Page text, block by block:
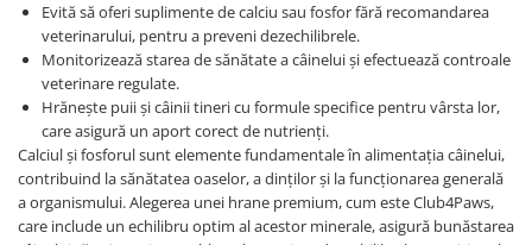
Evită să oferi suplimente de calciu sau fosfor fără recomandarea
veterinarului, pentru a preveni dezechilibrele.
Monitorizează starea de sănătate a câinelui și efectuează controale
veterinare regulate.
Hrănește puii și câinii tineri cu formule specifice pentru vârsta lor,
care asigură un aport corect de nutrienți.
Calciul și fosforul sunt elemente fundamentale în alimentația câinelui,
contribuind la sănătatea oaselor, a dinților și la funcționarea generală
a organismului. Alegerea unei hrane premium, cum este Club4Paws,
care include un echilibru optim al acestor minerale, asigură bunăstarea